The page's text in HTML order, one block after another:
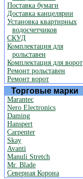
Поставка бумаги
Доставка канцелярии
Установка квартирных
водосчетчиков
СКУД
Комплектация для
рольставен
Комплектация для ворот
Ремонт рольставен
Ремонт ворот
Торговые марки
Marantec
Nero Electronics
Daming
Hanspert
Carpenter
Skay
Avanti
Manuli Stretch
Mr. Blade
Северная Корона